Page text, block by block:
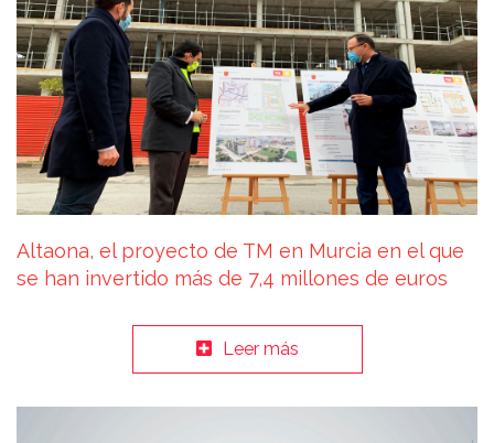
Altaona, el proyecto de TM en Murcia en el que
se han invertido más de 7,4 millones de euros
Leer más